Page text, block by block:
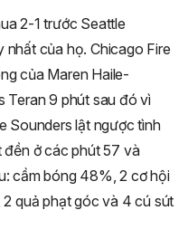
2-1 trước Seattle
nhất của họ. Chicago Fire
của Maren Haile-
Teran 9 phút sau đó vì
Sounders lật ngược tình
đền ở các phút 57 và
cầm bóng 48%, 2 cơ hội
quả phạt góc và 4 cú sút